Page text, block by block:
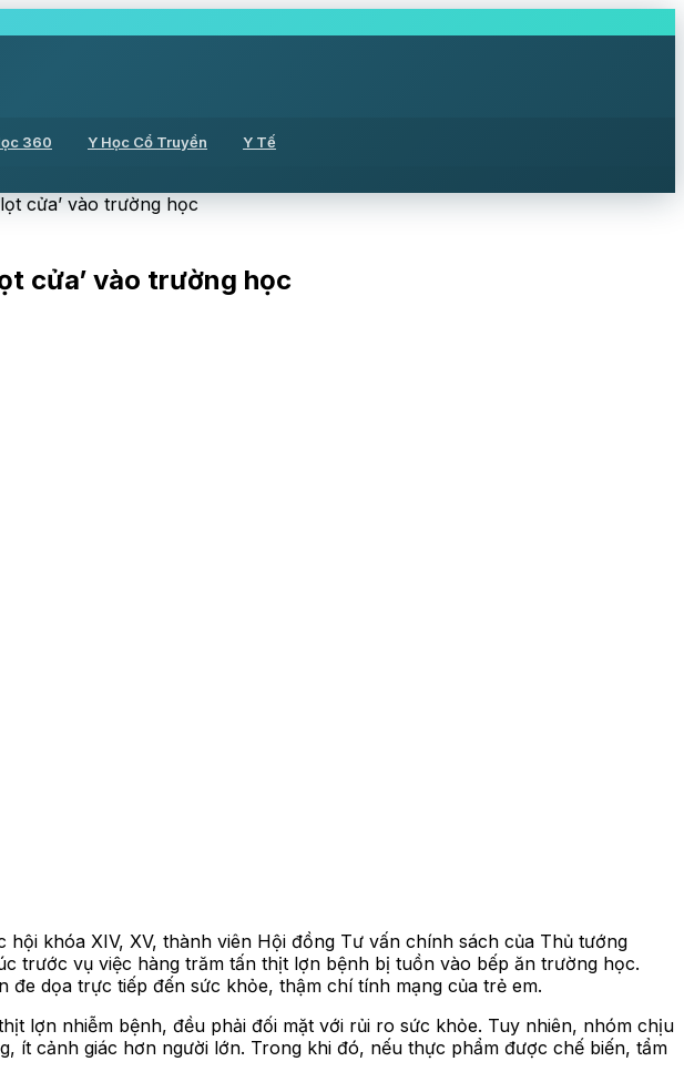
360 Y Học Cổ Truyền Y Tế
cửa’ vào trường học
cửa’ vào trường học
khóa XIV, XV, thành viên Hội đồng Tư vấn chính sách của Thủ tướng
trước vụ việc hàng trăm tấn thịt lợn bệnh bị tuồn vào bếp ăn trường học.
dọa trực tiếp đến sức khỏe, thậm chí tính mạng của trẻ em.
lợn nhiễm bệnh, đều phải đối mặt với rủi ro sức khỏe. Tuy nhiên, nhóm chịu
ít cảnh giác hơn người lớn. Trong khi đó, nếu thực phẩm được chế biến, tẩm